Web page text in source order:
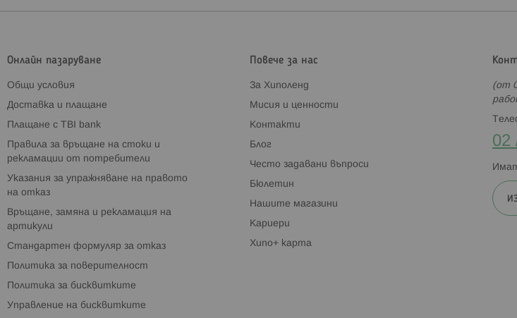
Онлайн пазаруване
Общи условия
Доставка и плащане
Плащане с TBI bank
Правила за връщане на стоки и
рекламации от потребители
Указания за упражняване на правото
на отказ
Връщане, замяна и рекламация на
артикули
Стандартен формуляр за отказ
Политика за поверителност
Политика за бисквитките
Управление на бисквитките
Повече за нас
За Хиполенд
Мисия и ценности
Контакти
Блог
Често задавани въпроси
Бюлетин
Нашите магазини
Кариери
Хипо+ карта
(от
02